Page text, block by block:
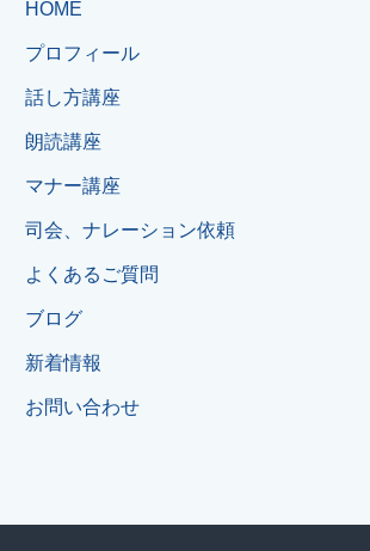
HOME
プロフィール
話し方講座
朗読講座
マナー講座
司会、ナレーション依頼
よくあるご質問
ブログ
新着情報
お問い合わせ